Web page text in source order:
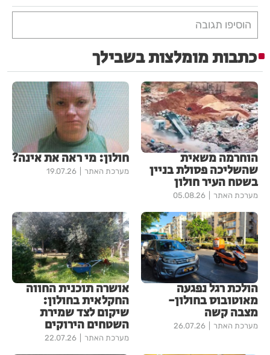
הוסיפו תגובה
כתבות מומלצות בשבילך
הוחרמה משאית
שהשליכה פסולת בניין
בשטח העיר חולון
מערכת האתר 05.08.26
חולון: מי ראה את אינה?
מערכת האתר 19.07.26
הולכת רגל נפגעה
מאוטובוס בחולון-
מצבה קשה
מערכת האתר 26.07.26
אושרה תוכנית החווה
החקלאית בחולון:
שיקום לצד שמירת
השטחים הירוקים
מערכת האתר 22.07.26